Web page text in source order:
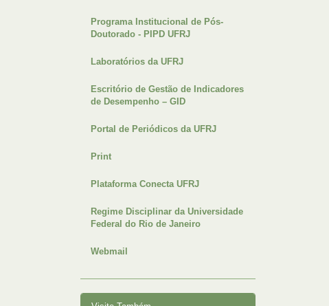
Programa Institucional de Pós-
Doutorado - PIPD UFRJ
Laboratórios da UFRJ
Escritório de Gestão de Indicadores
de Desempenho – GID
Portal de Periódicos da UFRJ
Print
Plataforma Conecta UFRJ
Regime Disciplinar da Universidade
Federal do Rio de Janeiro
Webmail